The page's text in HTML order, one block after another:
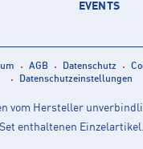
EVENTS
AGB Datenschutz
Datenschutzeinstellungen
vom Hersteller
enthaltenen Einzelartikel.